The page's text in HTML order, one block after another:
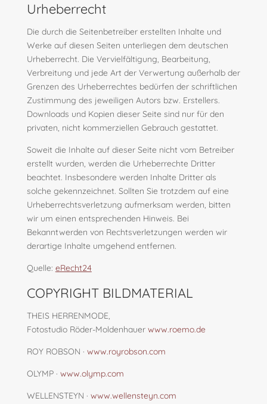
Urheberrecht
Die durch die Seitenbetreiber erstellten Inhalte und
Werke auf diesen Seiten unterliegen dem deutschen
Urheberrecht. Die Vervielfältigung, Bearbeitung,
Verbreitung und jede Art der Verwertung außerhalb der
Grenzen des Urheberrechtes bedürfen der schriftlichen
Zustimmung des jeweiligen Autors bzw. Erstellers.
Downloads und Kopien dieser Seite sind nur für den
privaten, nicht kommerziellen Gebrauch gestattet.
Soweit die Inhalte auf dieser Seite nicht vom Betreiber
erstellt wurden, werden die Urheberrechte Dritter
beachtet. Insbesondere werden Inhalte Dritter als
solche gekennzeichnet. Sollten Sie trotzdem auf eine
Urheberrechtsverletzung aufmerksam werden, bitten
wir um einen entsprechenden Hinweis. Bei
Bekanntwerden von Rechtsverletzungen werden wir
derartige Inhalte umgehend entfernen.
Quelle: eRecht24
COPYRIGHT BILDMATERIAL
THEIS HERRENMODE,
Fotostudio Röder-Moldenhauer www.roemo.de
ROY ROBSON · www.royrobson.com
OLYMP · www.olymp.com
WELLENSTEYN · www.wellensteyn.com